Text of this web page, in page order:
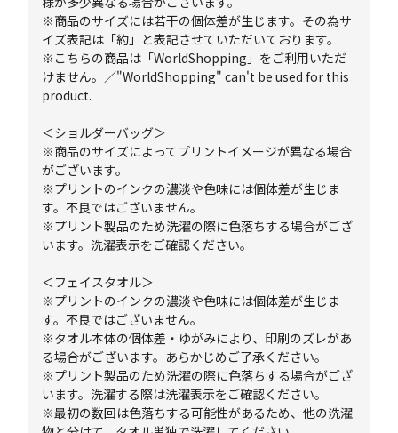
※商品のサイズには若干の個体差が生じます。その為サ
イズ表記は「約」と表記させていただいております。
※こちらの商品は「WorldShopping」をご利用いただ
けません。／"WorldShopping" can't be used for this
product.
＜ショルダーバッグ＞
※商品のサイズによってプリントイメージが異なる場合
がございます。
※プリントのインクの濃淡や色味には個体差が生じま
す。不良ではございません。
※プリント製品のため洗濯の際に色落ちする場合がござ
います。洗濯表示をご確認ください。
＜フェイスタオル＞
※プリントのインクの濃淡や色味には個体差が生じま
す。不良ではございません。
※タオル本体の個体差・ゆがみにより、印刷のズレがあ
る場合がございます。あらかじめご了承ください。
※プリント製品のため洗濯の際に色落ちする場合がござ
います。洗濯する際は洗濯表示をご確認ください。
※最初の数回は色落ちする可能性があるため、他の洗濯